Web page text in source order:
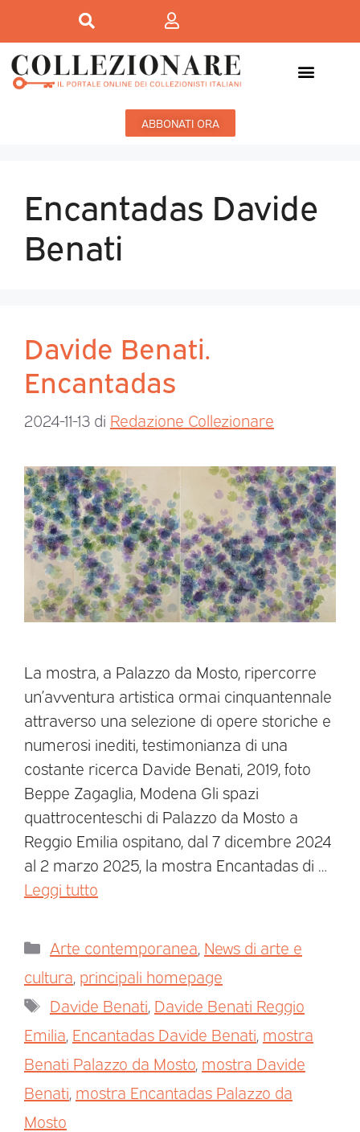
ABBONATI ORA
Encantadas Davide
Benati
Davide Benati.
Encantadas
2024-11-13 di Redazione Collezionare
La mostra, a Palazzo da Mosto, ripercorre
un’avventura artistica ormai cinquantennale
attraverso una selezione di opere storiche e
numerosi inediti, testimonianza di una
costante ricerca Davide Benati, 2019, foto
Beppe Zagaglia, Modena Gli spazi
quattrocenteschi di Palazzo da Mosto a
Reggio Emilia ospitano, dal 7 dicembre 2024
al 2 marzo 2025, la mostra Encantadas di …
Leggi tutto
Arte contemporanea News di arte e
cultura principali homepage
Davide Benati Davide Benati Reggio
Emilia Encantadas Davide Benati mostra
Benati Palazzo da Mosto mostra Davide
Benati mostra Encantadas Palazzo da
Mosto